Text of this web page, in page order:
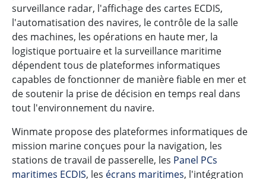
surveillance radar, l'affichage des cartes ECDIS,
l'automatisation des navires, le contrôle de la salle
des machines, les opérations en haute mer, la
logistique portuaire et la surveillance maritime
dépendent tous de plateformes informatiques
capables de fonctionner de manière fiable en mer et
de soutenir la prise de décision en temps real dans
tout l'environnement du navire.
Winmate propose des plateformes informatiques de
mission marine conçues pour la navigation, les
stations de travail de passerelle, les Panel PCs
maritimes ECDIS, les écrans maritimes, l'intégration